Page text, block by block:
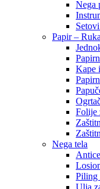
Nega
Papir –
Kape
Folije
Nega tela
Piling
Ulja